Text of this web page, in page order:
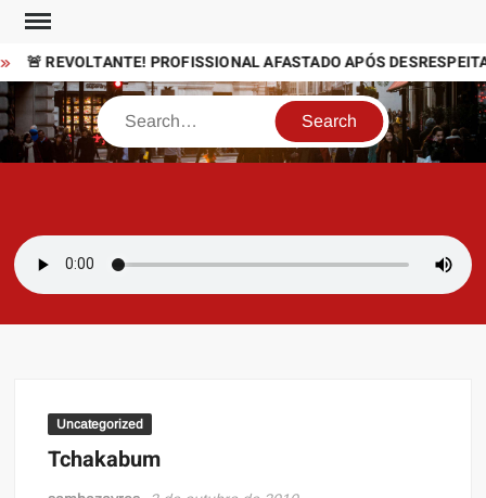
Skip
content
🚨 REVOLTANTE! PROFISSIONAL AFASTADO APÓS
Search
Uncategorized
Tchakabum